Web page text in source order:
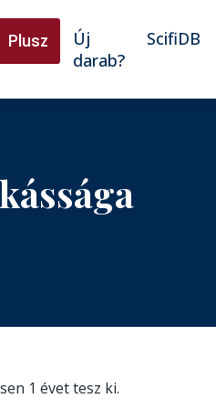
Plusz
Új
darab?
ScifiDB
1 évet tesz ki.